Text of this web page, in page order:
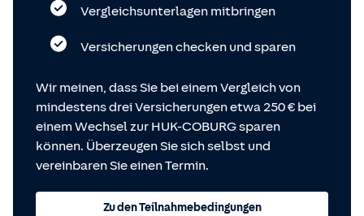
Vergleichsunterlagen mitbringen
Versicherungen checken und sparen
Wir meinen, dass Sie bei einem Vergleich von
mindestens drei Versicherungen etwa 250 € bei
einem Wechsel zur HUK-COBURG sparen
können. Überzeugen Sie sich selbst und
vereinbaren Sie einen Termin.
Zu den Teilnahmebedingungen